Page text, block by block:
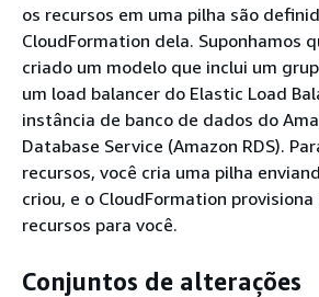
os recursos em uma pilha são
CloudFormation dela. Suponhamos
criado um modelo que inclui um
um load balancer do Elastic Load
instância de banco de dados do
Database Service (Amazon RDS).
recursos, você cria uma pilha
criou, e o CloudFormation
recursos para você.
Conjuntos de alterações